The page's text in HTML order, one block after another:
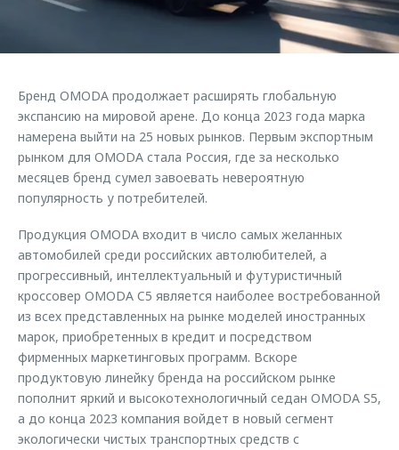
Страхование
Одежда и сувениры
Оригинальные аксессуары
Запчасти
Трейд-ин
Калькулятор трейд-ин
Клиентская поддержка
O&J Автоклуб
Приложение O&J
Аксессуары
Одежда и сувениры
Оригинальные аксессуары
Запчасти
Бренд OMODA продолжает расширять глобальную
экспансию на мировой арене. До конца 2023 года марка
намерена выйти на 25 новых рынков. Первым экспортным
рынком для OMODA стала Россия, где за несколько
месяцев бренд сумел завоевать невероятную
популярность у потребителей.
Продукция OMODA входит в число самых желанных
автомобилей среди российских автолюбителей, а
прогрессивный, интеллектуальный и футуристичный
кроссовер OMODA C5 является наиболее востребованной
из всех представленных на рынке моделей иностранных
марок, приобретенных в кредит и посредством
фирменных маркетинговых программ. Вскоре
продуктовую линейку бренда на российском рынке
пополнит яркий и высокотехнологичный седан OMODA S5,
а до конца 2023 компания войдет в новый сегмент
экологически чистых транспортных средств с